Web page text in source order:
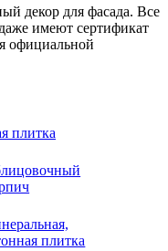
декор для фасада. Все
имеют сертификат
официальной
плитка
плитка